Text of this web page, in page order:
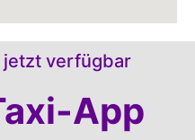
jetzt verfügbar
App